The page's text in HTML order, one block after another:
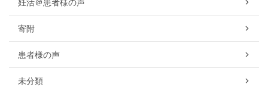
妊活＠患者様の声
寄附
患者様の声
未分類